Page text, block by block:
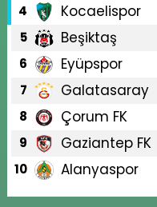
4 Kocaelispor
5 Beşiktaş
6 Eyüpspor
7 Galatasaray
8 Çorum FK
9 Gaziantep FK
10 Alanyaspor